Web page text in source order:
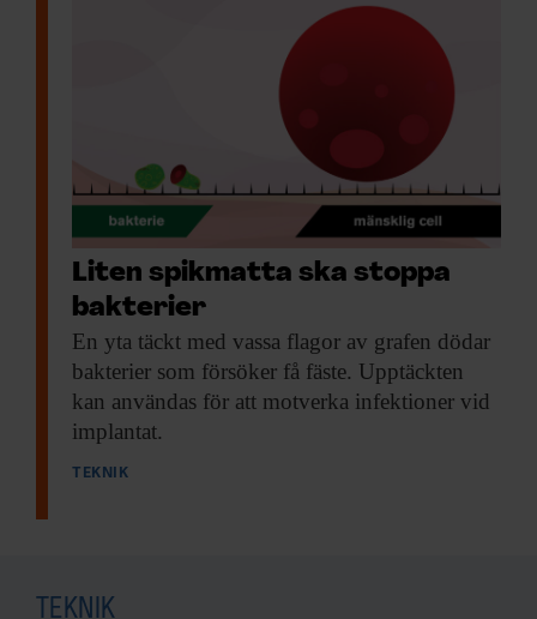
Liten spikmatta ska stoppa
bakterier
En yta täckt med vassa flagor av grafen dödar
bakterier som försöker få fäste. Upptäckten
kan användas för att motverka infektioner vid
implantat.
TEKNIK
TEKNIK